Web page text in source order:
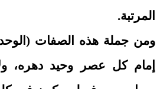
المرتبة.
ومن جملة هذه الصفات
إمام كل عصر وحيد دهره،